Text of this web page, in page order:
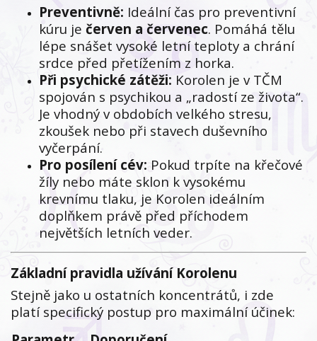
Preventivně: Ideální čas pro preventivní
kúru je červen a červenec. Pomáhá tělu
lépe snášet vysoké letní teploty a chrání
srdce před přetížením z horka.
Při psychické zátěži: Korolen je v TČM
spojován s psychikou a „radostí ze života“.
Je vhodný v obdobích velkého stresu,
zkoušek nebo při stavech duševního
vyčerpání.
Pro posílení cév: Pokud trpíte na křečové
žíly nebo máte sklon k vysokému
krevnímu tlaku, je Korolen ideálním
doplňkem právě před příchodem
největších letních veder.
Základní pravidla užívání Korolenu
Stejně jako u ostatních koncentrátů, i zde
platí specifický postup pro maximální účinek: